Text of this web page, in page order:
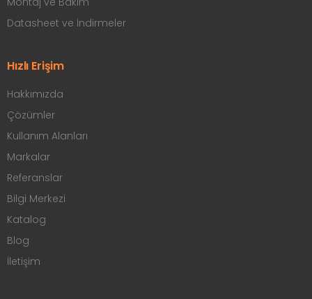
Datasheet ve İndirmeler
Hızlı Erişim
Hakkımızda
Çözümler
Kullanım Alanları
Markalar
Referanslar
Bilgi Merkezi
Katalog
Blog
İletişim